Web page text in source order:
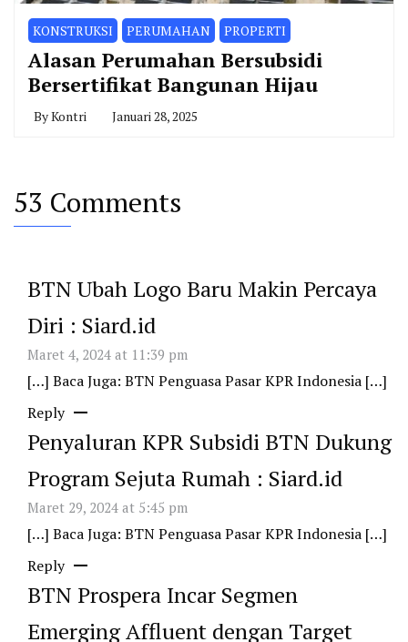
KONSTRUKSI PERUMAHAN PROPERTI
Alasan Perumahan Bersubsidi
Bersertifikat Bangunan Hijau
ByKontri Januari 28, 2025
53 Comments
BTN Ubah Logo Baru Makin Percaya
Diri : Siard.id
Maret 4, 2024 at 11:39 pm
[…] Baca Juga: BTN Penguasa Pasar KPR Indonesia […]
Reply
Penyaluran KPR Subsidi BTN Dukung
Program Sejuta Rumah : Siard.id
Maret 29, 2024 at 5:45 pm
[…] Baca Juga: BTN Penguasa Pasar KPR Indonesia […]
Reply
BTN Prospera Incar Segmen
Emerging Affluent dengan Target